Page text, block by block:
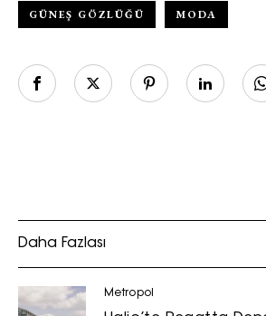
A.Ş. tarafından
https://vogue.com.tr/
yoluyla tarafıma
ve bu kapsamda/ amaçla
soyad ve e-posta adresi
işlenmesine açık rıza
GÜNEŞ GÖZLÜĞÜ MODA
Daha Fazlası
Metropol